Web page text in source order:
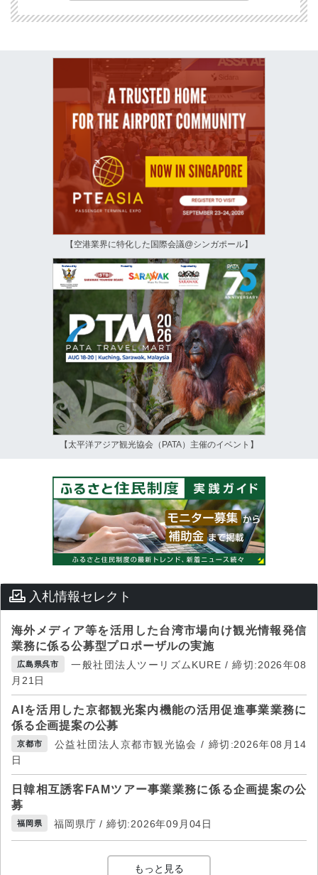
【空港業界に特化した国際会議@シンガポール】
【太平洋アジア観光協会（PATA）主催のイベント】
入札情報セレクト
海外メディア等を活用した台湾市場向け観光情報発信
業務に係る公募型プロポーザルの実施
広島県呉市
一般社団法人ツーリズムKURE / 締切:2026年08
月21日
AIを活用した京都観光案内機能の活用促進事業業務に
係る企画提案の公募
京都市
公益社団法人京都市観光協会 / 締切:2026年08月14
日
日韓相互誘客FAMツアー事業業務に係る企画提案の公
募
福岡県 福岡県庁 / 締切:2026年09月04日
もっと見る